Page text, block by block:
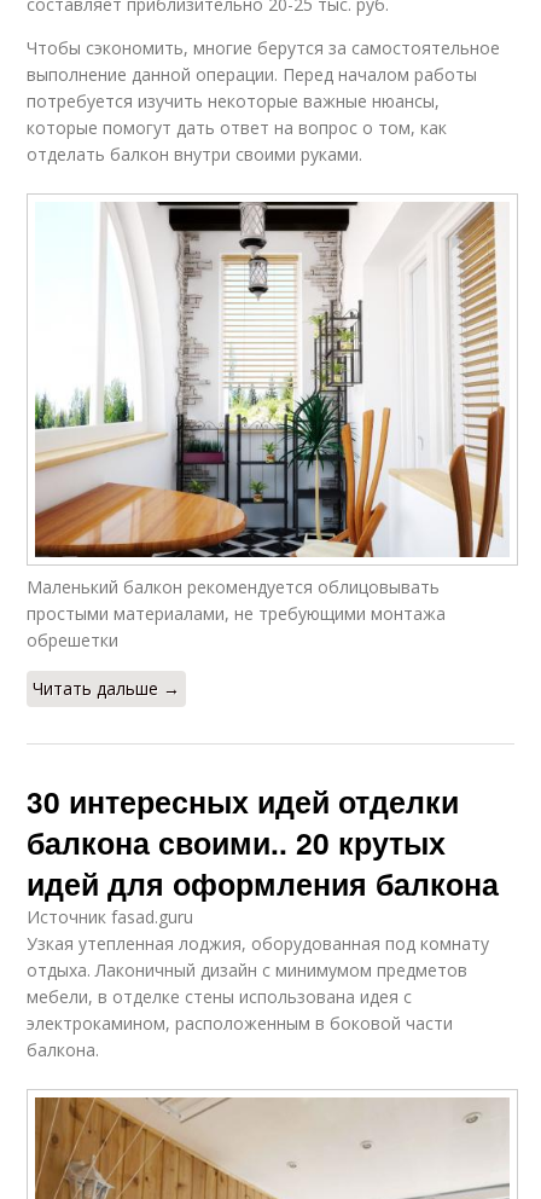
Чтобы сэкономить, многие берутся за самостоятельное
выполнение данной операции. Перед началом работы
потребуется изучить некоторые важные нюансы,
которые помогут дать ответ на вопрос о том, как
отделать балкон внутри своими руками.
Маленький балкон рекомендуется облицовывать
простыми материалами, не требующими монтажа
обрешетки
Читать дальше →
30 интересных идей отделки
балкона своими.. 20 крутых
идей для оформления балкона
Источник fasad.guru
Узкая утепленная лоджия, оборудованная под комнату
отдыха. Лаконичный дизайн с минимумом предметов
мебели, в отделке стены использована идея с
электрокамином, расположенным в боковой части
балкона.